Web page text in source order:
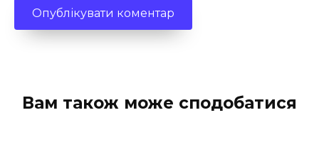
Вам також може сподобатися